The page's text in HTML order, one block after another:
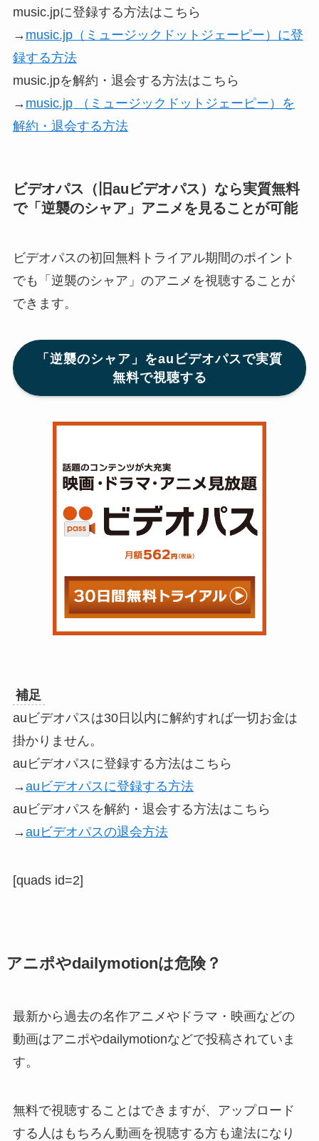
music.jpに登録する方法はこちら
→ music.jp（ミュージックドットジェーピー）に登
録する方法
music.jpを解約・退会する方法はこちら
→ music.jp （ミュージックドットジェーピー）を
解約・退会する方法
ビデオパス（旧auビデオパス）なら実質無料
で「逆襲のシャア」アニメ を見ることが可能
ビデオパスの初回無料トライアル期間のポイント
でも「逆襲のシャア」のアニメを視聴することが
できます。
「逆襲のシャア」をauビデオパスで実質
無料で視聴する
補足
auビデオパスは30日以内に解約すれば一切お金は
掛かりません。
auビデオパスに登録する方法はこちら
→auビデオパスに登録する方法
auビデオパスを解約・退会する方法はこちら
→auビデオパスの退会方法
[quads id=2]
アニポやdailymotionは危険？
最新から過去の名作アニメやドラマ・映画などの
動画はアニポやdailymotionなどで投稿されていま
す。
無料で視聴することはできますが、アップロード
する人はもちろん動画を視聴する方も違法になり